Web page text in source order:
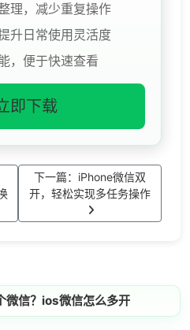
理，减少重复操作
升日常使用灵活度
，便于快速查看
即下载
下一篇：iPhone微信双
开，轻松实现多任务操作
微信？ios微信怎么多开